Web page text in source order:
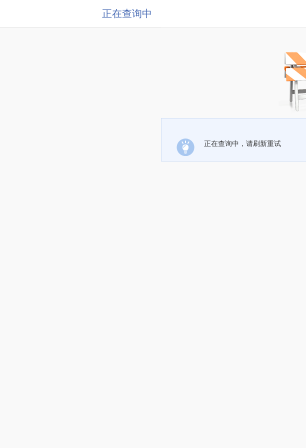
正在查询中
正在查询中，请刷新重试